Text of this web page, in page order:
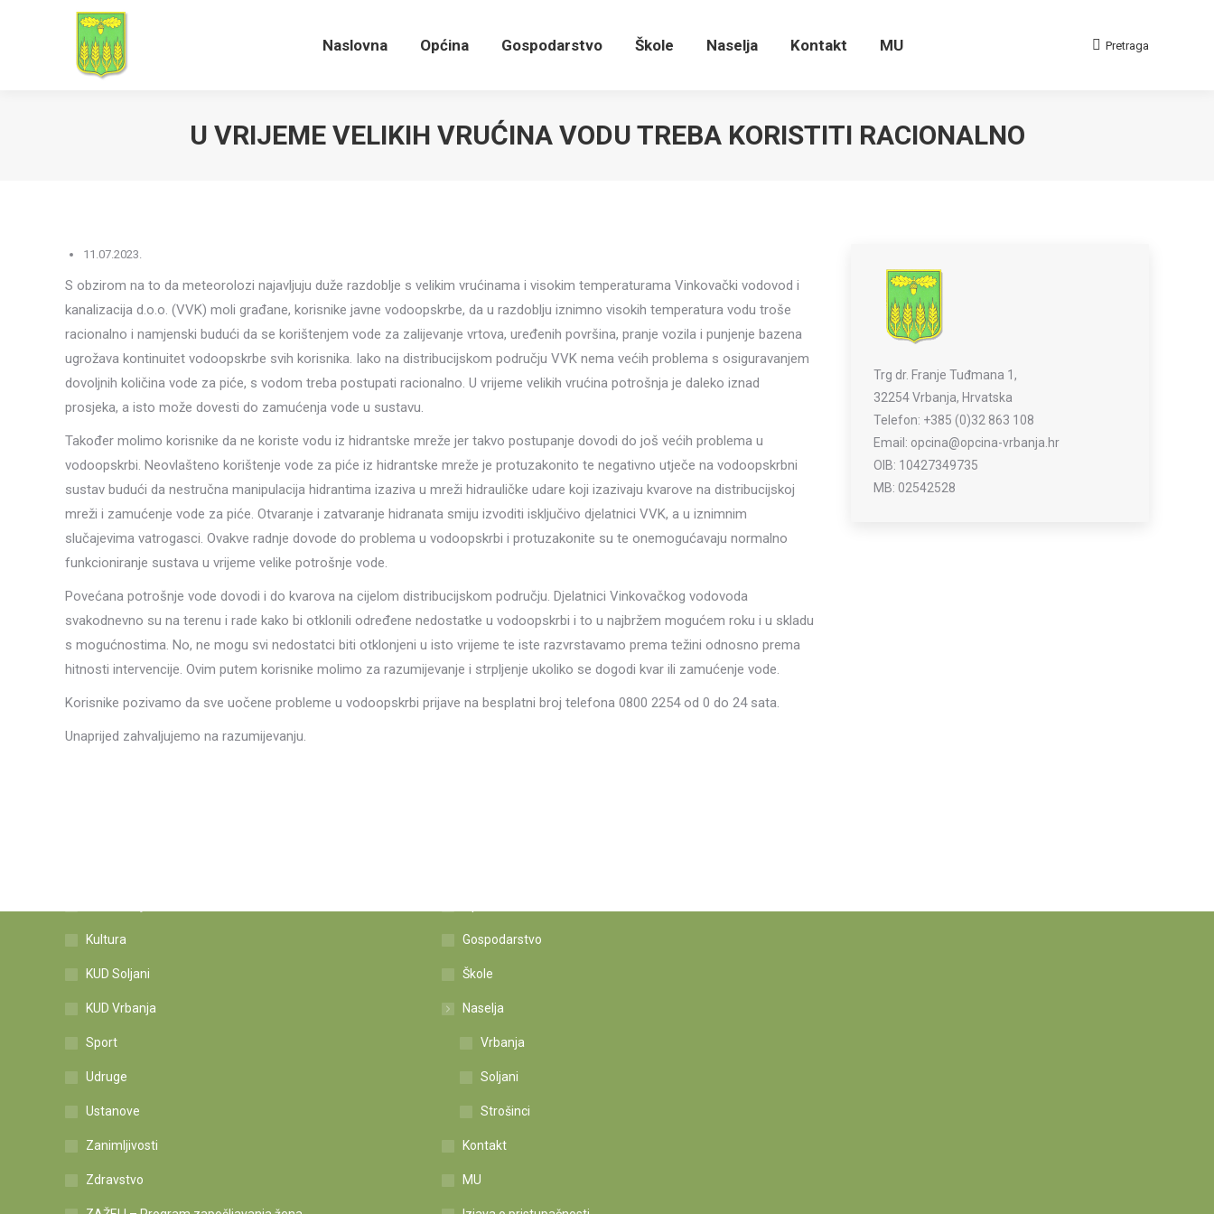
Naslovna Općina Gospodarstvo Škole Naselja Kontakt MU Search:
Pretraga
U VRIJEME VELIKIH VRUĆINA VODU TREBA KORISTITI RACIONALNO
11.07.2023.
S obzirom na to da meteorolozi najavljuju duže razdoblje s velikim vrućinama i visokim temperaturama Vinkovački vodovod i
kanalizacija d.o.o. (VVK) moli građane, korisnike javne vodoopskrbe, da u razdoblju iznimno visokih temperatura vodu troše
racionalno i namjenski budući da se korištenjem vode za zalijevanje vrtova, uređenih površina, pranje vozila i punjenje bazena
ugrožava kontinuitet vodoopskrbe svih korisnika. Iako na distribucijskom području VVK nema većih problema s osiguravanjem
dovoljnih količina vode za piće, s vodom treba postupati racionalno. U vrijeme velikih vrućina potrošnja je daleko iznad
prosjeka, a isto može dovesti do zamućenja vode u sustavu.
Također molimo korisnike da ne koriste vodu iz hidrantske mreže jer takvo postupanje dovodi do još većih problema u
vodoopskrbi. Neovlašteno korištenje vode za piće iz hidrantske mreže je protuzakonito te negativno utječe na vodoopskrbni
sustav budući da nestručna manipulacija hidrantima izaziva u mreži hidrauličke udare koji izazivaju kvarove na distribucijskoj
mreži i zamućenje vode za piće. Otvaranje i zatvaranje hidranata smiju izvoditi isključivo djelatnici VVK, a u iznimnim
slučajevima vatrogasci. Ovakve radnje dovode do problema u vodoopskrbi i protuzakonite su te onemogućavaju normalno
funkcioniranje sustava u vrijeme velike potrošnje vode.
Povećana potrošnje vode dovodi i do kvarova na cijelom distribucijskom području. Djelatnici Vinkovačkog vodovoda
svakodnevno su na terenu i rade kako bi otklonili određene nedostatke u vodoopskrbi i to u najbržem mogućem roku i u skladu
s mogućnostima. No, ne mogu svi nedostatci biti otklonjeni u isto vrijeme te iste razvrstavamo prema težini odnosno prema
hitnosti intervencije. Ovim putem korisnike molimo za razumijevanje i strpljenje ukoliko se dogodi kvar ili zamućenje vode.
Korisnike pozivamo da sve uočene probleme u vodoopskrbi prijave na besplatni broj telefona 0800 2254 od 0 do 24 sata.
Unaprijed zahvaljujemo na razumijevanju.
Trg dr. Franje Tuđmana 1,
32254 Vrbanja, Hrvatska
Telefon: +385 (0)32 863 108
Email: opcina@opcina-vrbanja.hr
OIB: 10427349735
MB: 02542528
Kultura
KUD Soljani
KUD Vrbanja
Sport
Udruge
Ustanove
Zanimljivosti
Zdravstvo
Gospodarstvo
Škole
Naselja
Vrbanja
Soljani
Strošinci
Kontakt
MU
Naslovna Općina Gospodarstvo Škole Naselja Kontakt MU Search: